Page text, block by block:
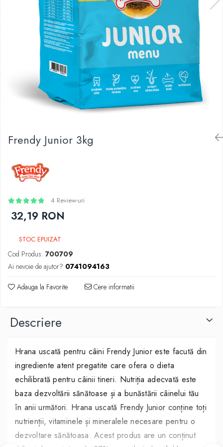
Frendy Junior 3kg
4 Review-uri
32,19 RON
STOC EPUIZAT
Cod Produs: 700709
Ai nevoie de ajutor? 0741094163
Adauga la Favorite Cere informatii
Descriere
Hrana uscată pentru câini Frendy Junior este facută din
ingrediente atent pregatite care ofera o dieta
echilibrată pentru câinii tineri. Nutriția adecvată este
baza dezvoltării sănătoase și a bunăstării câinelui tău
în anii următori. Hrana uscată Frendy Junior conține toți
nutrienții, vitaminele și mineralele necesare pentru o
dezvoltare sănătoasa. Acest produs are un conținut